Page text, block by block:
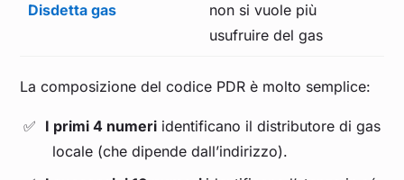
Disdetta gas
non si vuole più
usufruire del gas
La composizione del codice PDR è molto semplice:
I primi 4 numeri identificano il distributore di gas
locale (che dipende dall’indirizzo).